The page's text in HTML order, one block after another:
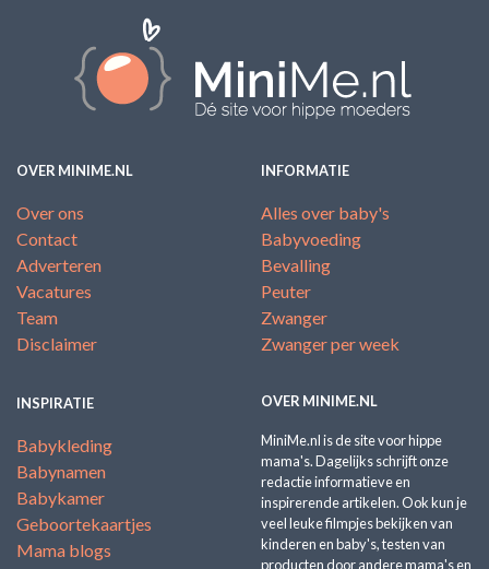
OVER MINIME.NL
Over ons
Contact
Adverteren
Vacatures
Team
Disclaimer
INFORMATIE
Alles over baby's
Babyvoeding
Bevalling
Peuter
Zwanger
Zwanger per week
INSPIRATIE
Babykleding
Babynamen
Babykamer
Geboortekaartjes
Mama blogs
OVER MINIME.NL
MiniMe.nl is de site voor hippe
mama's. Dagelijks schrijft onze
redactie informatieve en
inspirerende artikelen. Ook kun je
veel leuke filmpjes bekijken van
kinderen en baby's, testen van
producten door andere mama's en